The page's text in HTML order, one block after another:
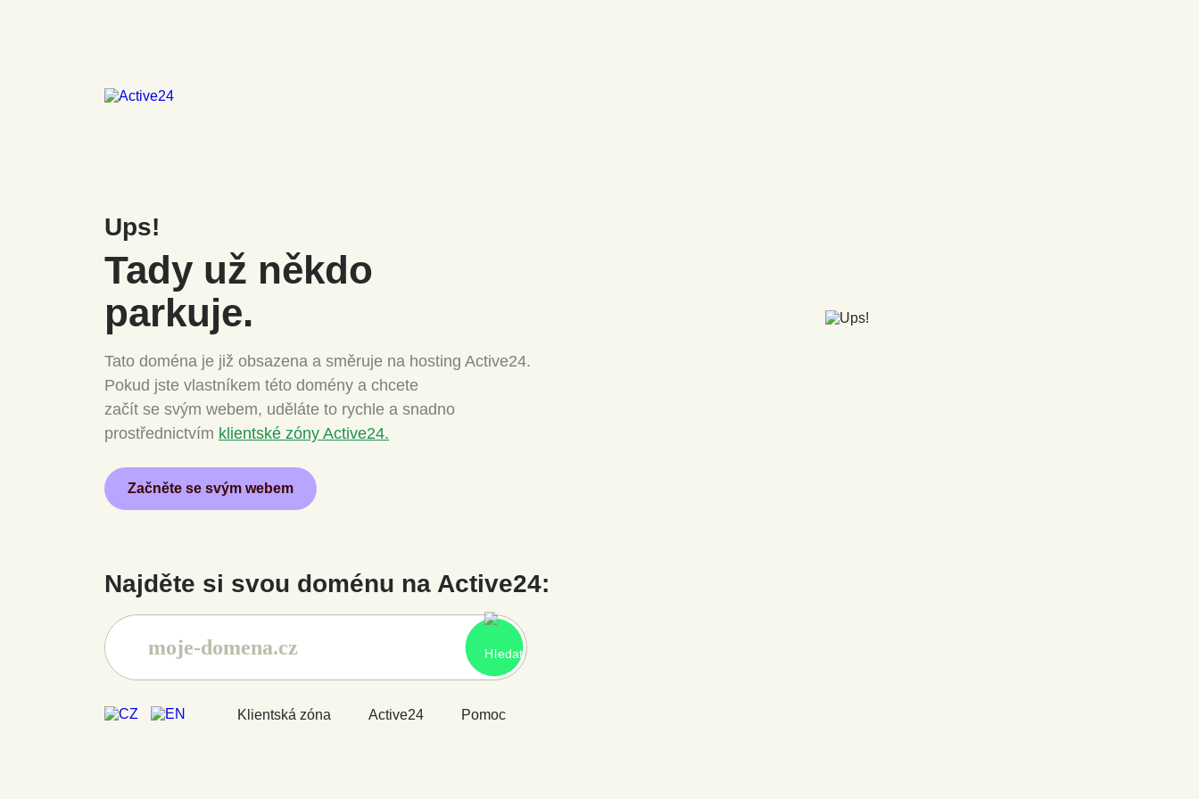
Ups!
Tady už někdo
parkuje.
Tato doména je již obsazena a směruje na hosting Active24.
Pokud jste vlastníkem této domény a chcete
začít se svým webem, uděláte to rychle a snadno
prostřednictvím klientské zóny Active24.
Začněte se svým webem
Najděte si svou doménu na Active24:
Klientská zóna Active24 Pomoc